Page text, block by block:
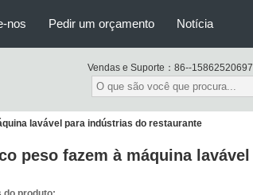
nos Pedir um orçamento Notícia
Vendas e Suporte： 86--15862520697
lavável para indústrias do restaurante
peso fazem à máquina lavável